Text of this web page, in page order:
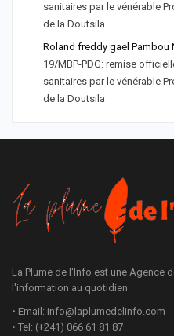
sanitaires par le vénérable
de la Doutsila
Roland freddy gael Pambou
19/MBP-PDG: remise
sanitaires par le vénérable
de la Doutsila
La Plume de l'Info est une Agence
l'information au quotidien
• Email: info@laplumedelinfo.com
• Tel: (+241) 066 61 81 87